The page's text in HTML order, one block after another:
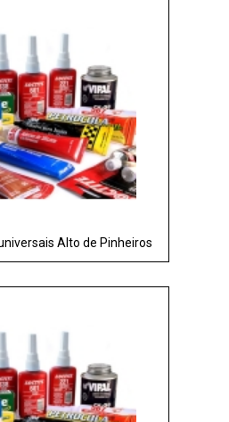
Alto de Pinheiros